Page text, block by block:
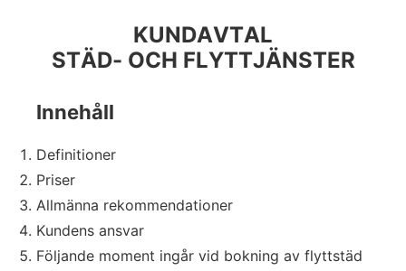
KUNDAVTAL
STÄD- OCH FLYTTJÄNSTER
Innehåll
Definitioner
Priser
Allmänna rekommendationer
Kundens ansvar
Följande moment ingår vid bokning av flyttstäd